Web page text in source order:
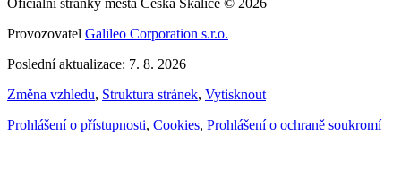
Provozovatel Galileo Corporation s.r.o.
Poslední aktualizace: 7. 8. 2026
Změna vzhledu, Struktura stránek, Vytisknout
Prohlášení o přístupnosti, Cookies, Prohlášení o ochraně soukromí